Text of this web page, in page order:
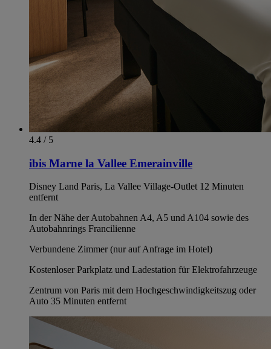
4.4 / 5
ibis Marne la Vallee Emerainville
Disney Land Paris, La Vallee Village-Outlet 12 Minuten
entfernt
In der Nähe der Autobahnen A4, A5 und A104 sowie des
Autobahnrings Francilienne
Verbundene Zimmer (nur auf Anfrage im Hotel)
Kostenloser Parkplatz und Ladestation für Elektrofahrzeuge
Zentrum von Paris mit dem Hochgeschwindigkeitszug oder
Auto 35 Minuten entfernt